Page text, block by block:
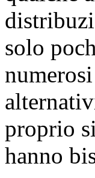
solo
proprio
hanno